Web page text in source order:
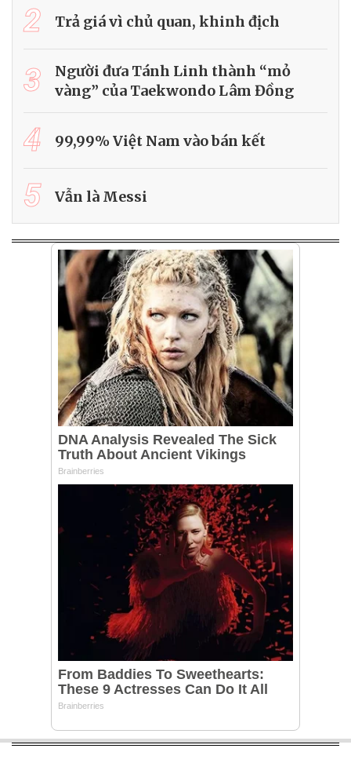
2 Trả giá vì chủ quan, khinh địch
3
Người đưa Tánh Linh thành “mỏ
vàng” của Taekwondo Lâm Đồng
4 99,99% Việt Nam vào bán kết
5 Vẫn là Messi